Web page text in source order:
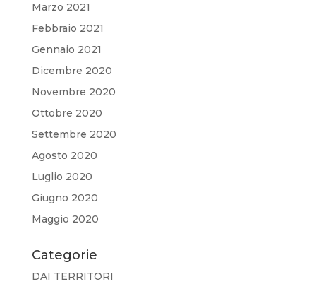
Marzo 2021
Febbraio 2021
Gennaio 2021
Dicembre 2020
Novembre 2020
Ottobre 2020
Settembre 2020
Agosto 2020
Luglio 2020
Giugno 2020
Maggio 2020
Categorie
DAI TERRITORI